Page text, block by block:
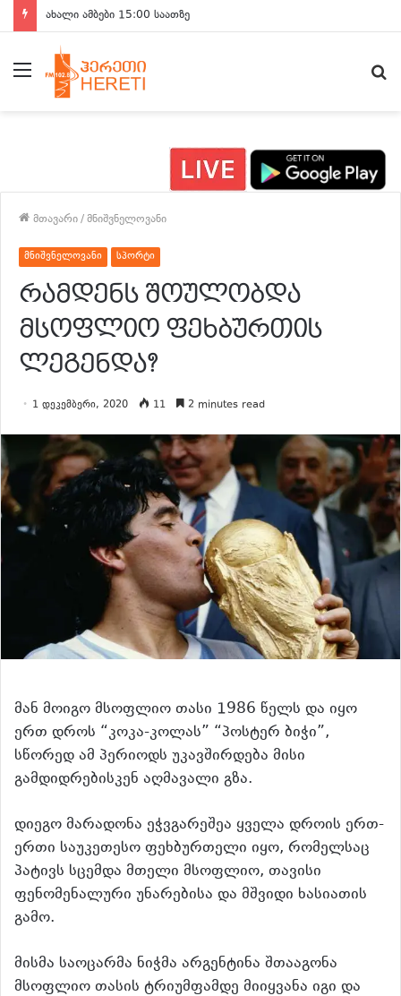
ახალი ამბები 15:00 საათზე
მენიუ
მთავარი/მნიშვნელოვანი
მნიშვნელოვანი სპორტი
რამდენს შოულობდა
მსოფლიო ფეხბურთის
ლეგენდა?
1 დეკემბერი, 2020 11 2 minutes read
მან მოიგო მსოფლიო თასი 1986 წელს და იყო
ერთ დროს “კოკა-კოლას” “პოსტერ ბიჭი”,
სწორედ ამ პერიოდს უკავშირდება მისი
გამდიდრებისკენ აღმავალი გზა.
დიეგო მარადონა ეჭვგარეშეა ყველა დროის ერთ-
ერთი საუკეთესო ფეხბურთელი იყო, რომელსაც
პატივს სცემდა მთელი მსოფლიო, თავისი
ფენომენალური უნარებისა და მშვიდი ხასიათის
გამო.
მისმა საოცარმა ნიჭმა არგენტინა შთააგონა
მსოფლიო თასის ტრიუმფამდე მიიყვანა იგი და